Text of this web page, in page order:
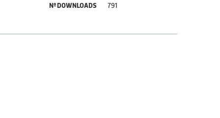
Nº DOWNLOADS 791